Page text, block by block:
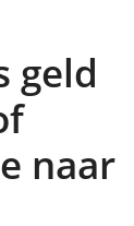
geld
naar